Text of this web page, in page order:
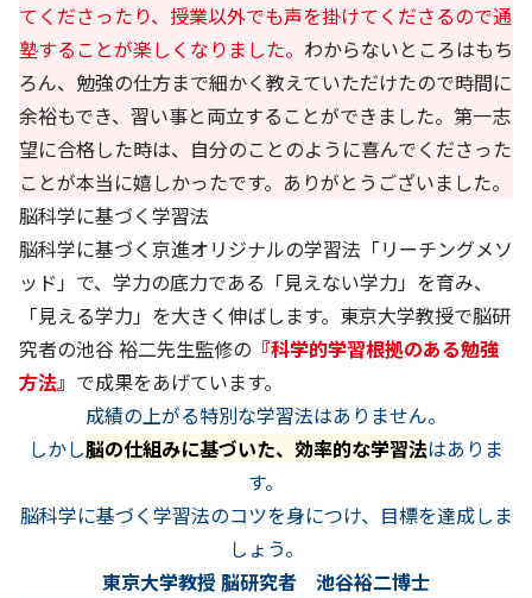
てくださったり、授業以外でも声を掛けてくださるので通
塾することが楽しくなりました。 わからないところはもち
ろん、勉強の仕方まで細かく教えていただけたので時間に
余裕もでき、習い事と両立することができました。第一志
望に合格した時は、自分のことのように喜んでくださった
ことが本当に嬉しかったです。ありがとうございました。
脳科学に基づく学習法
脳科学に基づく京進オリジナルの学習法「リーチングメソ
ッド」で、学力の底力である「見えない学力」を育み、
「見える学力」を大きく伸ばします。東京大学教授で脳研
究者の池谷 裕二先生監修の 『科学的学習根拠のある勉強
方法』 で成果をあげています。
成績の上がる特別な学習法はありません。
しかし脳の仕組みに基づいた、効率的な学習法はありま
す。
脳科学に基づく学習法のコツを身につけ、目標を達成しま
しょう。
東京大学教授 脳研究者 池谷裕二博士